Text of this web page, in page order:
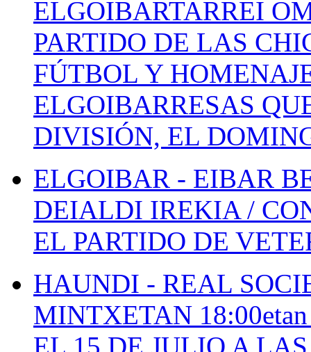
ELGOIBARTARREI
PARTIDO DE LAS
FÚTBOL Y
ELGOIBARRESAS
DIVISIÓN, EL
ELGOIBAR - EIBAR
DEIALDI IREKIA /
EL PARTIDO DE
HAUNDI - REAL
MINTXETAN